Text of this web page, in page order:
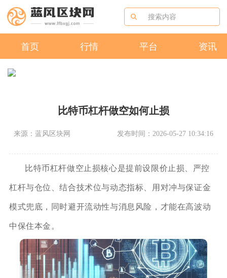
首页 行情 平台 资讯
比特币杠杆做空如何止损
来源：蓝风区块网 发布时间：2026-05-27 10:34:16
比特币杠杆做空止损核心是提前设限价止损、严控
杠杆与仓位、结合技术位与动态指标、用对冲与保证金
模式兜底，同时避开流动性与消息风险，才能在高波动
中保住本金。